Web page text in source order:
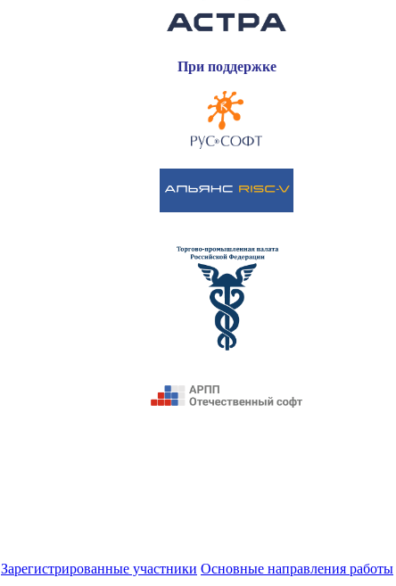
При поддержке
Зарегистрированные участники Основные направления работы